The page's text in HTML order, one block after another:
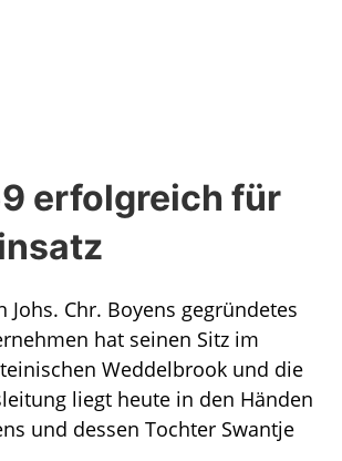
erfolgreich für
Johs. Chr. Boyens gegründetes
hat seinen Sitz im
Weddelbrook und die
liegt heute in den Händen
und dessen Tochter Swantje